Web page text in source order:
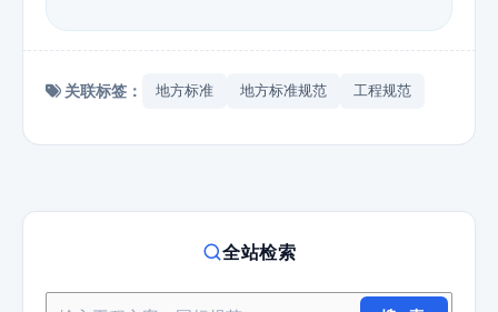
关联标签： 地方标准 地方标准规范 工程规范
全站检索